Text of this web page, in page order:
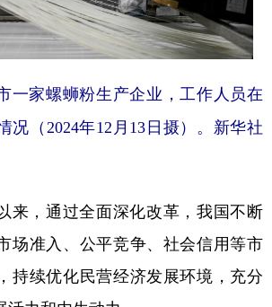
一家螺蛳粉生产企业，工作人员在
况（2024年12月13日摄）。新华社
，通过全面深化改革，我国不断
场准入、公平竞争、社会信用等市
持续优化民营经济发展环境，充分